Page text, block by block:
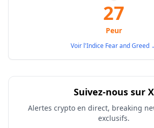
27
Peur
Voir l'Indice Fear and Greed
Suivez-nous sur X
Alertes crypto en direct, breaking
exclusifs.